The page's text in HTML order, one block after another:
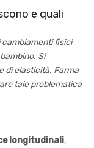
e quali
cambiamenti fisici
Si
di elasticità. Farma
tale problematica
longitudinali,